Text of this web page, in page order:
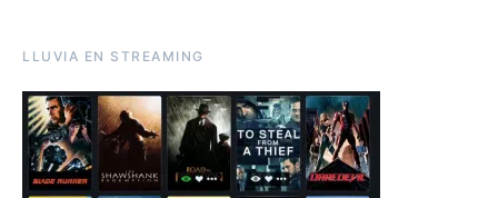
LLUVIA EN STREAMING